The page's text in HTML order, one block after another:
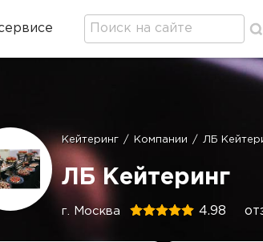
Строка
навигации
Кейтеринг / Компании / ЛБ
ЛБ Кейтеринг
г. Москва 4.98